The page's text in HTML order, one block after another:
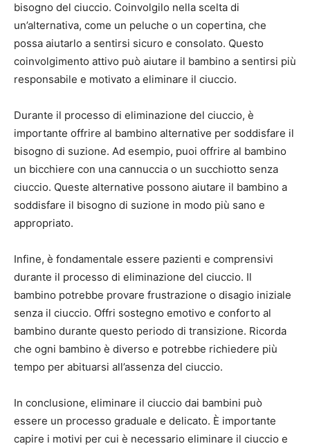
bisogno del ciuccio. Coinvolgilo nella scelta di
un’alternativa, come un peluche o un copertina, che
possa aiutarlo a sentirsi sicuro e consolato. Questo
coinvolgimento attivo può aiutare il bambino a sentirsi più
responsabile e motivato a eliminare il ciuccio.
Durante il processo di eliminazione del ciuccio, è
importante offrire al bambino alternative per soddisfare il
bisogno di suzione. Ad esempio, puoi offrire al bambino
un bicchiere con una cannuccia o un succhiotto senza
ciuccio. Queste alternative possono aiutare il bambino a
soddisfare il bisogno di suzione in modo più sano e
appropriato.
Infine, è fondamentale essere pazienti e comprensivi
durante il processo di eliminazione del ciuccio. Il
bambino potrebbe provare frustrazione o disagio iniziale
senza il ciuccio. Offri sostegno emotivo e conforto al
bambino durante questo periodo di transizione. Ricorda
che ogni bambino è diverso e potrebbe richiedere più
tempo per abituarsi all’assenza del ciuccio.
In conclusione, eliminare il ciuccio dai bambini può
essere un processo graduale e delicato. È importante
capire i motivi per cui è necessario eliminare il ciuccio e